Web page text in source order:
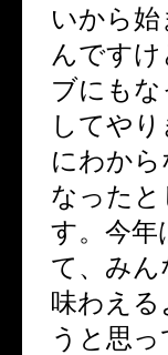
いから
んです
ブにも
してや
にわか
なった
す。今年
て、み
味わえ
うと思